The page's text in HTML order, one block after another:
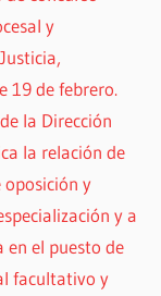
y
19 de febrero.
la Dirección
la relación de
oposición y
y a
en el puesto de
facultativo y